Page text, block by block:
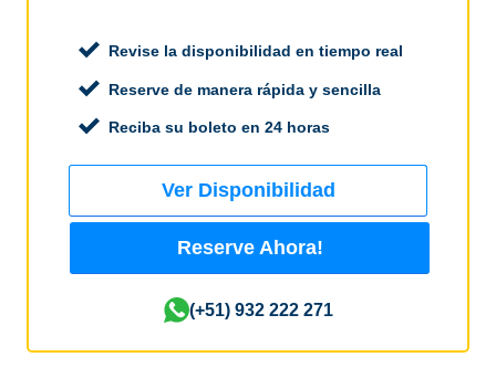
Revise la disponibilidad en tiempo real
Reserve de manera rápida y sencilla
Reciba su boleto en 24 horas
Ver Disponibilidad
Reserve Ahora!
(+51) 932 222 271